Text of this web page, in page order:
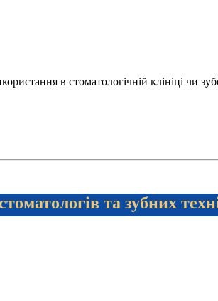
в стоматологічній клініці чи
та зубних